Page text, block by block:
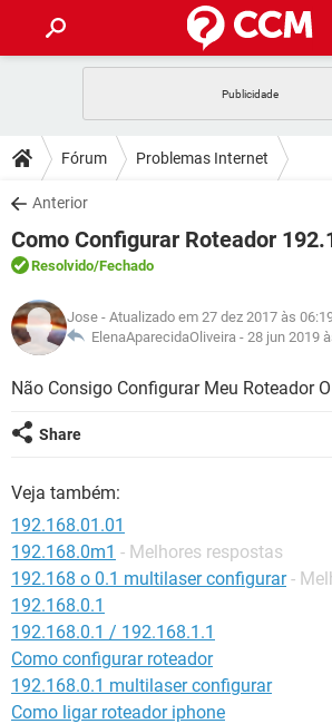
CELULAR FACEBOOK
OUTLOOK
INSTAGRAM GMAIL
GUIA DE COMPRAS
DICAS
JOGOS WHATSAPP
OUTLOOK
INSTAGRAM
GUIA DE COMPRAS
DOWNLOADS
JOGOS WHATSAPP
CELULAR
OUTLOOK EXCEL
INSTAGRAM
GUIA DE COMPRAS
FÓRUM
JOGOS
CELULAR
GLOSSÁRIO
JOGOS
CELULAR FACEBOOK
OUTLOOK
GUIA DE COMPRAS
Fórum Problemas Internet
Anterior
Como Configurar Roteador
Resolvido/Fechado
Jose - Atualizado em 27 dez 2017 às
ElenaAparecidaOliveira - 28 jun 2019
Não Consigo Configurar Meu Roteador
Share
Veja também:
192.168.01.01
192.168.0m1 - Melhores respostas
192.168 o 0.1 multilaser configurar -
192.168.0.1
192.168.0.1 / 192.168.1.1
Como configurar roteador
192.168.0.1 multilaser configurar
Como ligar roteador iphone